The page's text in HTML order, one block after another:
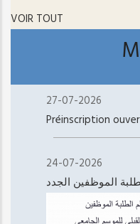
VOIR TOUT
27-07-2026
Préinscription
24-07-2026
الموظفين الجدد